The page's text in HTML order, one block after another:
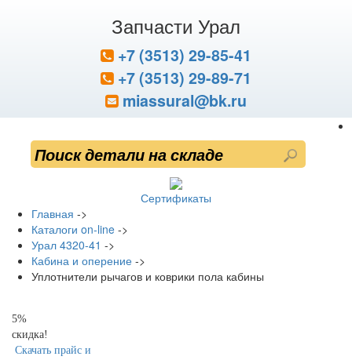
Запчасти Урал
+7 (3513) 29-85-41
+7 (3513) 29-89-71
miassural@bk.ru
Сертификаты
Главная ->
Каталоги on-line ->
Урал 4320-41 ->
Кабина и оперение ->
Уплотнители рычагов и коврики пола кабины
5%
скидка!
Скачать прайс и